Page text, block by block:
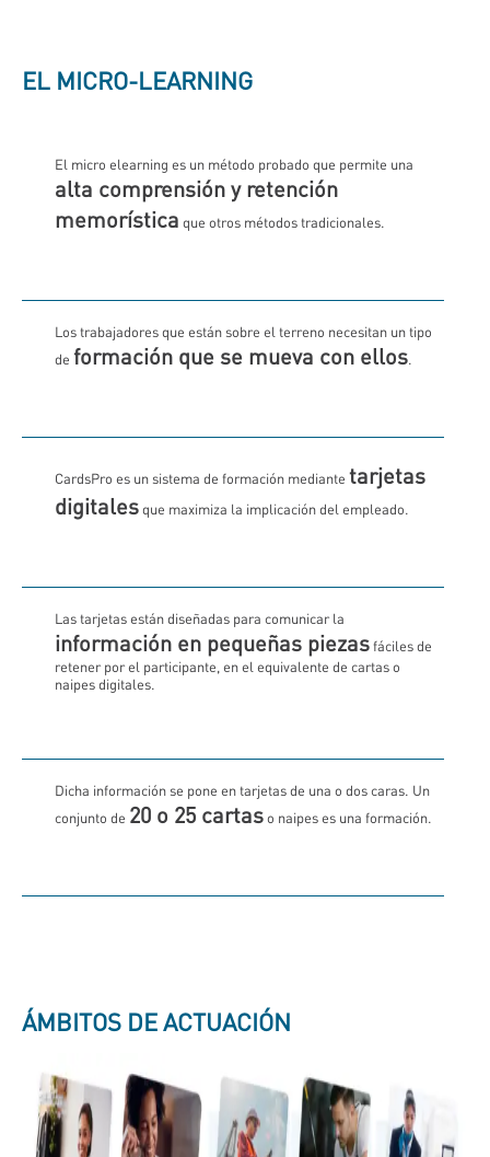
EL MICRO-LEARNING
El micro elearning es un método probado que permite una
alta comprensión y retención
memorística que otros métodos tradicionales.
Los trabajadores que están sobre el terreno necesitan un tipo
de formación que se mueva con ellos.
CardsPro es un sistema de formación mediante tarjetas
digitalesque maximiza la implicación del empleado.
Las tarjetas están diseñadas para comunicar la
información en pequeñas piezasfáciles de
retener por el participante, en el equivalente de cartas o
naipes digitales.
Dicha información se pone en tarjetas de una o dos caras. Un
conjunto de 20 o 25 cartaso naipes es una formación.
ÁMBITOS DE ACTUACIÓN